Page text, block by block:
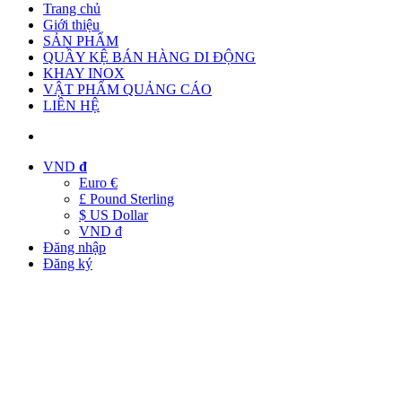
Trang chủ
Giới thiệu
SẢN PHẨM
QUẦY KỆ BÁN HÀNG DI ĐỘNG
KHAY INOX
VẬT PHẨM QUẢNG CÁO
LIÊN HỆ
VND đ
Euro €
£ Pound Sterling
$ US Dollar
VND đ
Đăng nhập
Đăng ký